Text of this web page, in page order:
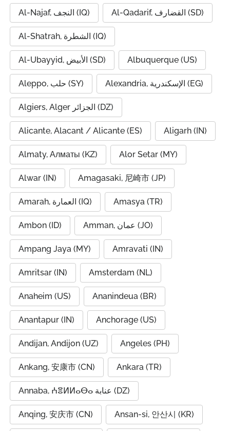
Al-Najaf, النجف (IQ) Al-Qadarif, القضارف (SD)
Al-Shatrah, الشطرة (IQ)
Al-Ubayyid, الأبيض (SD) Albuquerque (US)
Aleppo, حلب (SY) Alexandria, الإسكندرية (EG)
Algiers, Alger الجزائر (DZ)
Alicante, Alacant / Alicante (ES) Aligarh (IN)
Almaty, Алматы (KZ) Alor Setar (MY)
Alwar (IN) Amagasaki, 尼崎市 (JP)
Amarah, العمارة (IQ) Amasya (TR)
Ambon (ID) Amman, عمان (JO)
Ampang Jaya (MY) Amravati (IN)
Amritsar (IN) Amsterdam (NL)
Anaheim (US) Ananindeua (BR)
Anantapur (IN) Anchorage (US)
Andijan, Andijon (UZ) Angeles (PH)
Ankang, 安康市 (CN) Ankara (TR)
Annaba, ⵄⴻⵍⵍⴰⴱⴰ عنابة (DZ)
Anqing, 安庆市 (CN) Ansan-si, 안산시 (KR)